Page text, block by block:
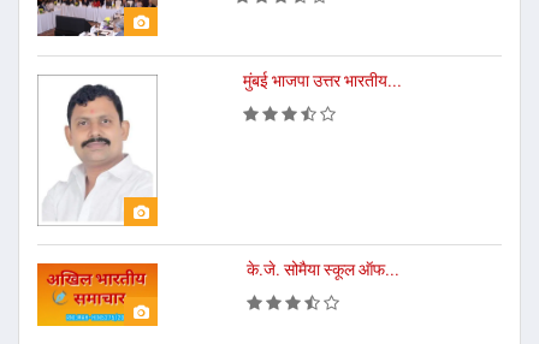
मुंबई भाजपा उत्तर भारतीय...
के.जे. सोमैया स्कूल ऑफ...